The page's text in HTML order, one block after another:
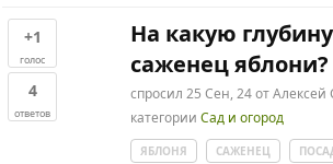
+1
голос
4
ответов
На какую
саженец яблони?
спросил 25 Сен, 24 отАлексей
категории Сад и огород
ЯБЛОНЯ САЖЕНЕЦ